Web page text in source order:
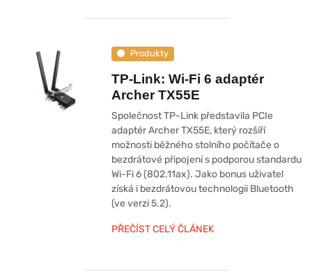
Produkty
TP-Link: Wi-Fi 6 adaptér
Archer TX55E
Společnost TP-Link představila PCIe
adaptér Archer TX55E, který rozšíří
možnosti běžného stolního počítače o
bezdrátové připojení s podporou standardu
Wi-Fi 6 (802.11ax). Jako bonus uživatel
získá i bezdrátovou technologii Bluetooth
(ve verzi 5.2).
PŘEČÍST CELÝ ČLÁNEK